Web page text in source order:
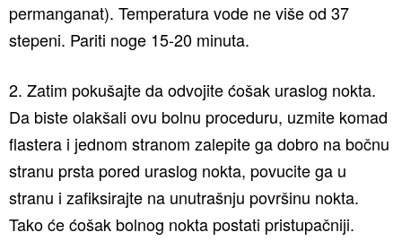
permanganat). Temperatura vode ne više od 37
stepeni. Pariti noge 15-20 minuta.
2. Zatim pokušajte da odvojite ćošak uraslog nokta.
Da biste olakšali ovu bolnu proceduru, uzmite komad
flastera i jednom stranom zalepite ga dobro na bočnu
stranu prsta pored uraslog nokta, povucite ga u
stranu i zafiksirajte na unutrašnju površinu nokta.
Tako će ćošak bolnog nokta postati pristupačniji.